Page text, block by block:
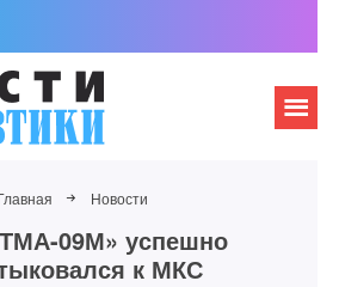
Новости
09М» успешно
к МКС